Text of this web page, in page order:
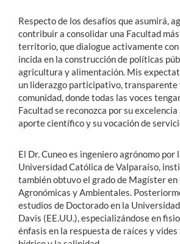
Respecto de los desafíos que asumirá,
contribuir a consolidar una Facultad
territorio, que dialogue activamente con
incida en la construcción de políticas
agricultura y alimentación. Mis
un liderazgo participativo, transparente
comunidad, donde todas las voces
Facultad se reconozca por su excelencia
aporte científico y su vocación de
El Dr. Cuneo es ingeniero agrónomo por
Universidad Católica de Valparaíso,
también obtuvo el grado de Magíster en
Agronómicas y Ambientales.
estudios de Doctorado en la
Davis (EE.UU.), especializándose en
énfasis en la respuesta de raíces y